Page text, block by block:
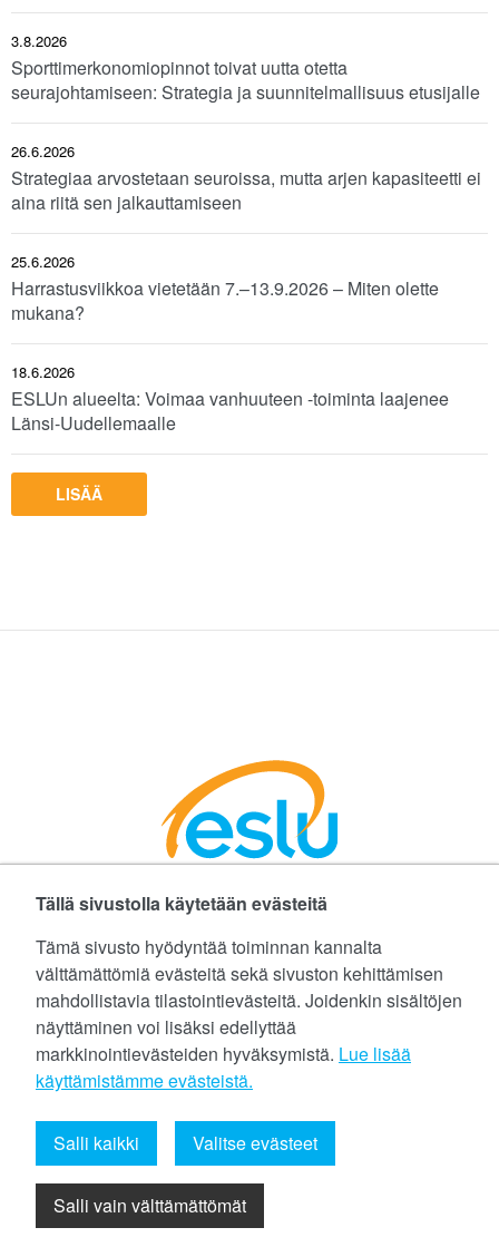
Tällä sivustolla käytetään evästeitä
Tämä sivusto hyödyntää toiminnan kannalta
välttämättömiä evästeitä sekä sivuston kehittämisen
mahdollistavia tilastointievästeitä. Joidenkin sisältöjen
näyttäminen voi lisäksi edellyttää
markkinointievästeiden hyväksymistä. Lue lisää
käyttämistämme evästeistä.​​​​​​
Salli kaikki
Salli vain välttämättömät
Valitse evästeet
3.8.2026
Sporttimerkonomiopinnot toivat uutta otetta
seurajohtamiseen: Strategia ja suunnitelmallisuus etusijalle
26.6.2026
Strategiaa arvostetaan seuroissa, mutta arjen kapasiteetti ei
aina riitä sen jalkauttamiseen
25.6.2026
Harrastusviikkoa vietetään 7.–13.9.2026 – Miten olette
mukana?
18.6.2026
ESLUn alueelta: Voimaa vanhuuteen -toiminta laajenee
Länsi-Uudellemaalle
LISÄÄ
Facebookissa Instagramissa
©Etelä-Suomen Liikunta ja Urheilu ry
Tietoa evästeistä (cookies)
Yhteystiedot
Tietosuojaseloste
eslu@eslu.fi